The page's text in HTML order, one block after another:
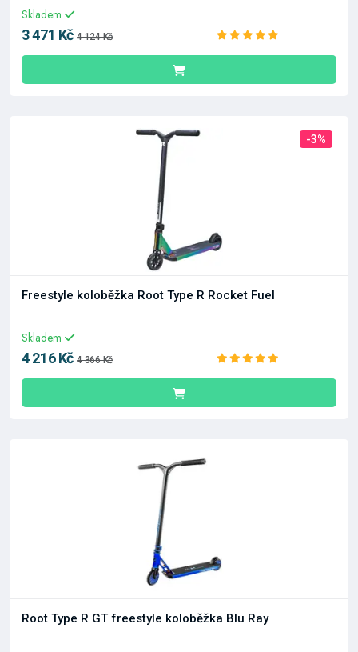
Skladem
3 471 Kč 4 124 Kč
-3%
Freestyle koloběžka Root Type R Rocket Fuel
Skladem
4 216 Kč 4 366 Kč
Root Type R GT freestyle koloběžka Blu Ray